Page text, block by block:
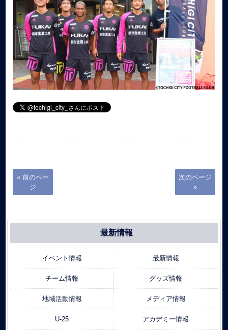
« 前のペー
ジ
次のページ
»
最新情報
イベント情報 最新情報
チーム情報 グッズ情報
地域活動情報 メディア情報
U-25 アカデミー情報